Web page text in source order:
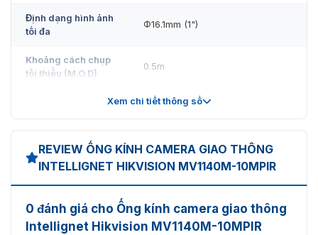
Định dạng hình ảnh
tối đa
Φ16.1mm (1")
Khoảng cách chụp
tối thiểu (M.O.D)
0.5m
Nhiệt độ hoạt động -20~60℃
Điều khiển lấy nét
Điều khiển phóng
Góc nhìn chéo 1": 70°～26.8°
Xem chi tiết thông số
REVIEW ỐNG KÍNH CAMERA GIAO THÔNG
INTELLIGNET HIKVISION MV1140M-10MPIR
0 đánh giá cho Ống kính camera giao thông
Intellignet Hikvision MV1140M-10MPIR